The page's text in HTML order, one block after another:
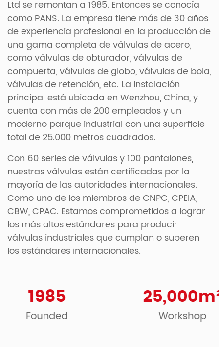
Ltd se remontan a 1985. Entonces se conocía
como PANS. La empresa tiene más de 30 años
de experiencia profesional en la producción de
una gama completa de válvulas de acero,
como válvulas de obturador, válvulas de
compuerta, válvulas de globo, válvulas de bola,
válvulas de retención, etc. La instalación
principal está ubicada en Wenzhou, China, y
cuenta con más de 200 empleados y un
moderno parque industrial con una superficie
total de 25.000 metros cuadrados.
Con 60 series de válvulas y 100 pantalones,
nuestras válvulas están certificadas por la
mayoría de las autoridades internacionales.
Como uno de los miembros de CNPC, CPEIA,
CBW, CPAC. Estamos comprometidos a lograr
los más altos estándares para producir
válvulas industriales que cumplan o superen
los estándares internacionales.